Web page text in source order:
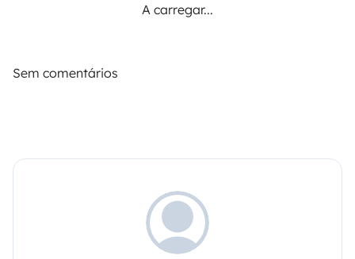
A carregar...
Sem comentários